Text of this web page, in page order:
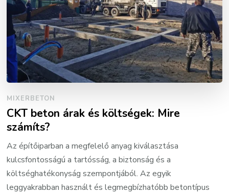
MIXERBETON
CKT beton árak és költségek: Mire
számíts?
Az építőiparban a megfelelő anyag kiválasztása
kulcsfontosságú a tartósság, a biztonság és a
költséghatékonyság szempontjából. Az egyik
leggyakrabban használt és legmegbízhatóbb betontípus